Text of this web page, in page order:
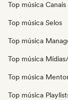
Top música
Top música Selos
Top música
Top música
Top música
Top música